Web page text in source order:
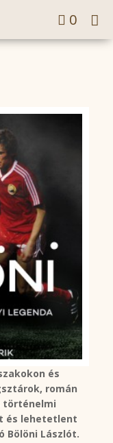
0
és
román
történelmi
és lehetetlent
Bölöni Lászlót.